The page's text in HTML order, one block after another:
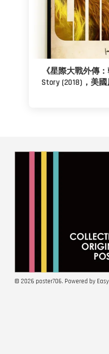
《星際大戰外傳
Story (2018)，美
© 2026 poster706. Powered by